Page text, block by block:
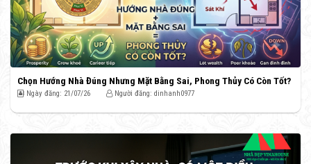
Chọn Hướng Nhà Đúng Nhưng Mặt Bằng Sai, Phong Thủy Có Còn Tốt?
Ngày đăng: 21/07/26 Người đăng: dinhanh0977